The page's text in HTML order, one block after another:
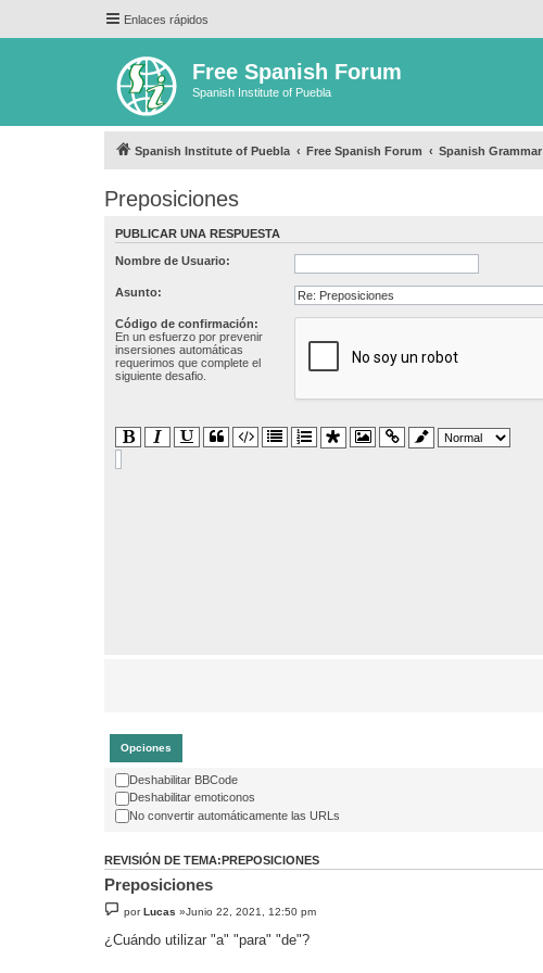
Enlaces rápidos
Free Spanish Forum
Spanish Institute of Puebla
Spanish Institute of Puebla Free Spanish Forum Spanish Grammar
Preposiciones
PUBLICAR UNA RESPUESTA
Nombre de Usuario:
Asunto:
Código de confirmación:
En un esfuerzo por prevenir
insersiones automáticas
requerimos que complete el
siguiente desafio.
Opciones
Deshabilitar BBCode
Deshabilitar emoticonos
No convertir automáticamente las URLs
REVISIÓN DE TEMA:PREPOSICIONES
Preposiciones
porLucas »Junio 22, 2021, 12:50 pm
¿Cuándo utilizar "a" "para" "de"?